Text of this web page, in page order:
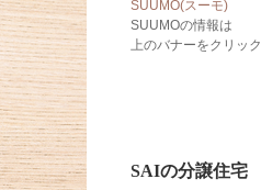
SUUMOの情報は
上のバナーをクリック
SAIの分譲住宅